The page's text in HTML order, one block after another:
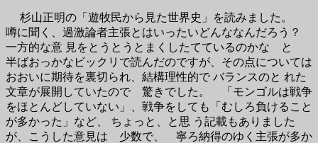
杉山正明の「遊牧民から見た世界史」を読みました。
噂に聞く、過激論者主張とはいったいどんななんだろう？
一方的な意 見をとうとうとまくしたてているのかな と
半ばおっかなビックリで読んだのですが、その点については
おおいに期待を裏切られ、結構理性的で バランスのと れた
文章が展開していたので 驚きでした。 「モンゴルは戦争
をほとんどしていない」、戦争をしても「むしろ負けること
が多かった」など、 ちょっと、と思 う記載もありました
が、こうした意見は 少数で、 寧ろ納得のゆく主張が多か